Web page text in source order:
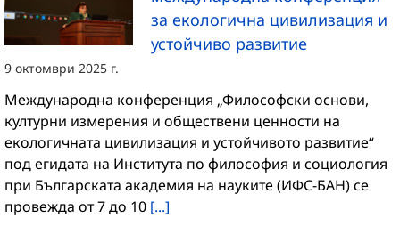
за екологична цивилизация и
устойчиво развитие
9 октомври 2025 г.
Международна конференция „Философски основи,
културни измерения и обществени ценности на
екологичната цивилизация и устойчивото развитие“
под егидата на Института по философия и социология
при Българската академия на науките (ИФС-БАН) се
провежда от 7 до 10 [...]